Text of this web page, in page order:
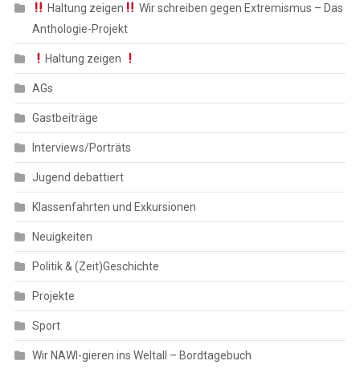
Haltung zeigen
Wir schreiben gegen Extremismus – Das
Anthologie-Projekt
Haltung zeigen
AGs
Gastbeiträge
Interviews/Porträts
Jugend debattiert
Klassenfahrten und Exkursionen
Neuigkeiten
Politik & (Zeit)Geschichte
Projekte
Sport
Wir NAWI-gieren ins Weltall – Bordtagebuch